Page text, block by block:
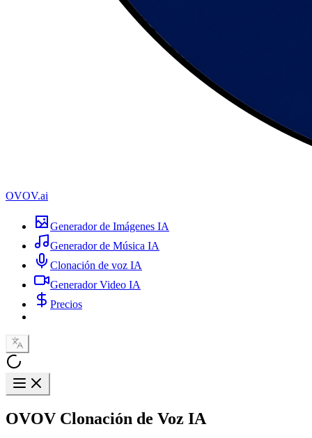
OVOV.ai
Generador de Imágenes IA
Generador de Música IA
Clonación de voz IA
Generador Video IA
Precios
OVOV Clonación de Voz IA